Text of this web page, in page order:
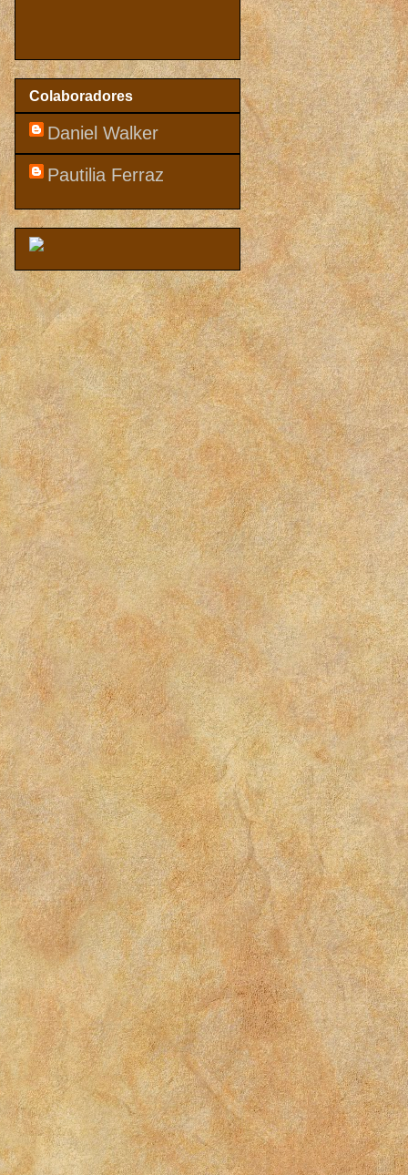
Colaboradores
Daniel Walker
Pautilia Ferraz